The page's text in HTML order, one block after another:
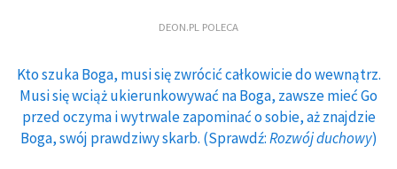
DEON.PL POLECA
Kto szuka Boga, musi się zwrócić całkowicie do wewnątrz.
Musi się wciąż ukierunkowywać na Boga, zawsze mieć Go
przed oczyma i wytrwale zapominać o sobie, aż znajdzie
Boga, swój prawdziwy skarb. (Sprawdź:Rozwój duchowy)